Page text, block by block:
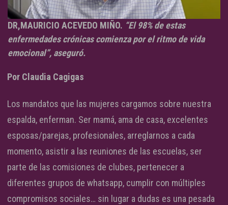
DR,MAURICIO ACEVEDO MIÑO. “El 98% de estas
enfermedades crónicas comienza por el ritmo de vida
emocional”, aseguró.
Por Claudia Cagigas
Los mandatos que las mujeres cargamos sobre nuestra
espalda, enferman. Ser mamá, ama de casa, excelentes
esposas/parejas, profesionales, arreglarnos a cada
momento, asistir a las reuniones de las escuelas, ser
parte de las comisiones de clubes, pertenecer a
diferentes grupos de whatsapp, cumplir con múltiples
compromisos sociales… sin lugar a dudas es una pesada